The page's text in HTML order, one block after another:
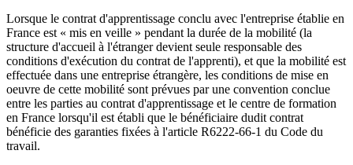
Lorsque le contrat d'apprentissage conclu avec l'entreprise établie en
France est « mis en veille » pendant la durée de la mobilité (la
structure d'accueil à l'étranger devient seule responsable des
conditions d'exécution du contrat de l'apprenti), et que la mobilité est
effectuée dans une entreprise étrangère, les conditions de mise en
oeuvre de cette mobilité sont prévues par une convention conclue
entre les parties au contrat d'apprentissage et le centre de formation
en France lorsqu'il est établi que le bénéficiaire dudit contrat
bénéficie des garanties fixées à l'article R6222-66-1 du Code du
travail.